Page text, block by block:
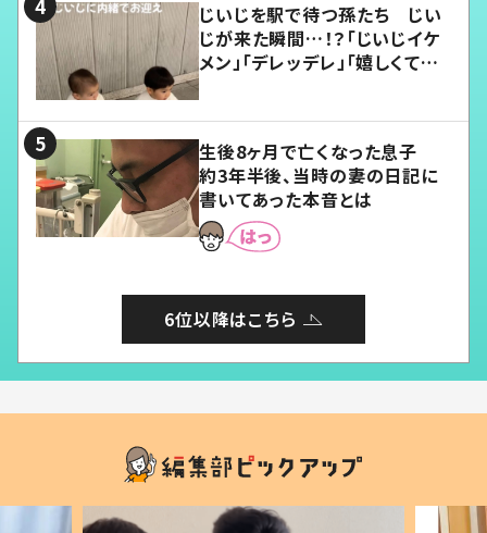
じいじを駅で待つ孫たち じい
じが来た瞬間…！？「じいじイケ
メン」「デレッデレ」「嬉しくて可
生後8ヶ月で亡くなった息子
約3年半後、当時の妻の日記に
書いてあった本音とは
6位以降はこちら